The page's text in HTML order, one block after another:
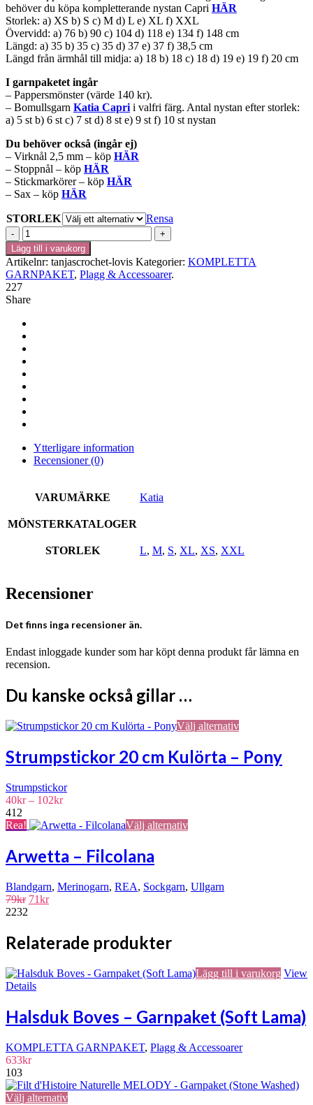
behöver du köpa kompletterande nystan Capri HÄR
Storlek: a) XS b) S c) M d) L e) XL f) XXL
Övervidd: a) 76 b) 90 c) 104 d) 118 e) 134 f) 148 cm
Längd: a) 35 b) 35 c) 35 d) 37 e) 37 f) 38,5 cm
Längd från ärmhål till midja: a) 18 b) 18 c) 18 d) 19 e) 19 f) 20 cm
I garnpaketet ingår
– Pappersmönster (värde 140 kr).
– Bomullsgarn Katia Caprii valfri färg. Antal nystan efter storlek:
a) 5 st b) 6 st c) 7 st d) 8 st e) 9 st f) 10 st nystan
Du behöver också (ingår ej)
– Virknål 2,5 mm – köp HÄR
– Stoppnål – köp HÄR
– Stickmarkörer – köp HÄR
– Sax – köp HÄR
STORLEK
Rensa
Virkad
top
Lovis
-
Garnpaket
(Capri)
mängd
Lägg till i varukorg
Artikelnr: tanjascrochet-lovis Kategorier: KOMPLETTA
GARNPAKET, Plagg & Accessoarer.
227
Share
Ytterligare information
Recensioner (0)
VARUMÄRKE Katia
MÖNSTERKATALOGER
STORLEK L, M, S, XL, XS, XXL
Recensioner
Det finns inga recensioner än.
Endast inloggade kunder som har köpt denna produkt får lämna en
recension.
Du kanske också gillar …
Välj alternativDen
produkten
har
Strumpstickor 20 cm Kulörta – Pony
Strumpstickor
40kr – 102krPrisintervall:
till
412
Rea!
Välj alternativDen
varianter.
produktsidan
Arwetta – Filcolana
Blandgarn, Merinogarn, REA, Sockgarn, Ullgarn
79kr Det
var:
79kr.
71krDet
71kr.
2232
Relaterade produkter
Lägg till i varukorg View
Details
Halsduk Boves – Garnpaket (Soft Lama)
KOMPLETTA GARNPAKET, Plagg & Accessoarer
633kr
103
Välj alternativDen